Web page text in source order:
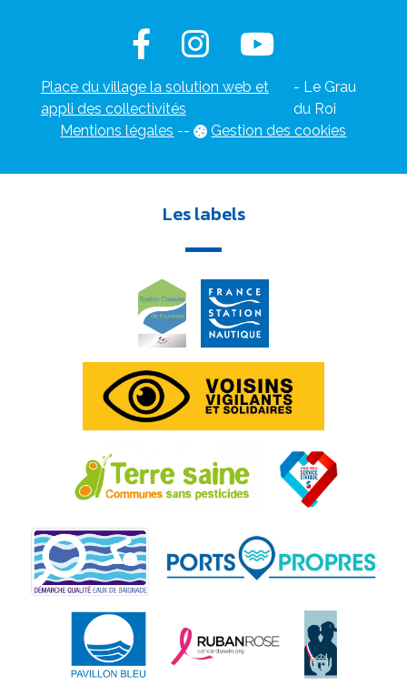
Place du village la solution web et
appli des collectivités
- Le Grau
du Roi
Mentions légales -- Gestion des cookies
Les labels